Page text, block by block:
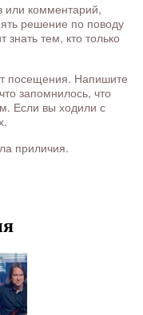
или комментарий,
решение по поводу
тем, кто только
посещения. Напишите
запомнилось, что
Если вы ходили с
приличия.